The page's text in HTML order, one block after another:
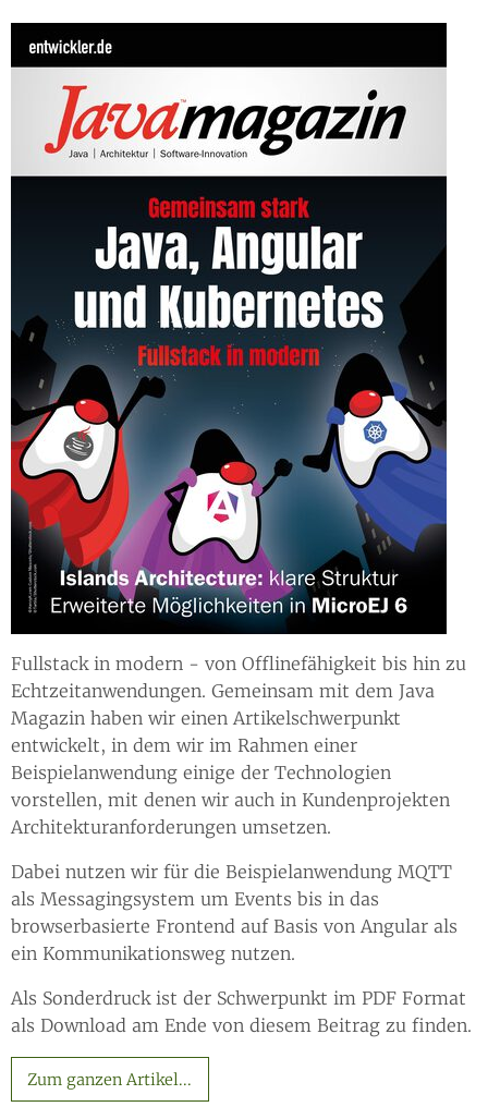
Fullstack in modern - von Offlinefähigkeit bis hin zu
Echtzeitanwendungen. Gemeinsam mit dem Java
Magazin haben wir einen Artikelschwerpunkt
entwickelt, in dem wir im Rahmen einer
Beispielanwendung einige der Technologien
vorstellen, mit denen wir auch in Kundenprojekten
Architekturanforderungen umsetzen.
Dabei nutzen wir für die Beispielanwendung MQTT
als Messagingsystem um Events bis in das
browserbasierte Frontend auf Basis von Angular als
ein Kommunikationsweg nutzen.
Als Sonderdruck ist der Schwerpunkt im PDF Format
als Download am Ende von diesem Beitrag zu finden.
Zum ganzen Artikel...